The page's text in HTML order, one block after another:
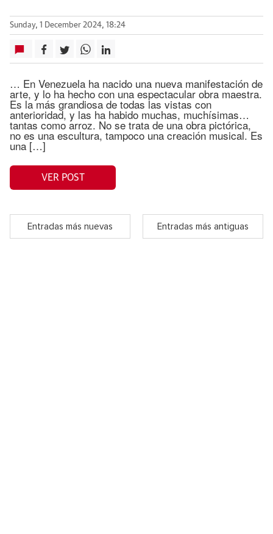
Sunday, 1 December 2024, 18:24
… En Venezuela ha nacido una nueva manifestación de
arte, y lo ha hecho con una espectacular obra maestra.
Es la más grandiosa de todas las vistas con
anterioridad, y las ha habido muchas, muchísimas…
tantas como arroz. No se trata de una obra pictórica,
no es una escultura, tampoco una creación musical. Es
una […]
VER POST
Entradas más nuevas Entradas más antiguas